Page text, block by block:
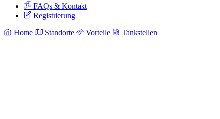
FAQs & Kontakt
Registrierung
Home Standorte Vorteile Tankstellen